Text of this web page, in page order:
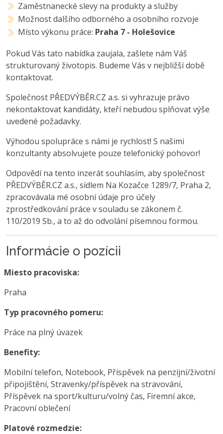
Zaměstnanecké slevy na produkty a služby
Možnost dalšího odborného a osobního rozvoje
Místo výkonu práce: Praha 7 - Holešovice
Pokud Vás tato nabídka zaujala, zašlete nám Váš
strukturovaný životopis. Budeme Vás v nejbližší době
kontaktovat.
Společnost PŘEDVÝBĚR.CZ a.s. si vyhrazuje právo
nekontaktovat kandidáty, kteří nebudou splňovat výše
uvedené požadavky.
Výhodou spolupráce s námi je rychlost! S našimi
konzultanty absolvujete pouze telefonický pohovor!
Odpovědí na tento inzerát souhlasím, aby společnost
PŘEDVÝBĚR.CZ a.s., sídlem Na Kozačce 1289/7, Praha 2,
zpracovávala mé osobní údaje pro účely
zprostředkování práce v souladu se zákonem č.
110/2019 Sb., a to až do odvolání písemnou formou.
Informácie o pozícii
Miesto pracoviska:
Praha
Typ pracovného pomeru:
Práce na plný úvazek
Benefity:
Mobilní telefon, Notebook, Příspěvek na penzijní/životní
připojištění, Stravenky/příspěvek na stravování,
Příspěvek na sport/kulturu/volný čas, Firemní akce,
Pracovní oblečení
Platové rozmedzie: